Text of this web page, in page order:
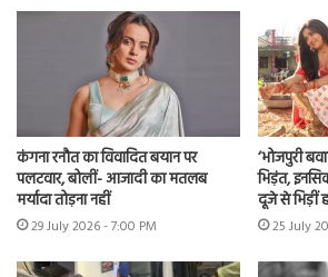
कंगना रनौत का विवादित बयान पर
पलटवार, बोलीं- आजादी का मतलब
मर्यादा तोड़ना नहीं
29 July 2026 - 7:00 PM
‘भोजपुरी
भिड़ंत,
दूजे से भिड़ीं
25 July